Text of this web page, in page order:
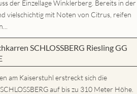
der Einzellage Winklerberg. Bereits in der
vielschichtig mit Noten von Citrus, reifen
SCHLOSSBERG Riesling GG
am Kaiserstuhl erstreckt sich die
auf bis zu 310 Meter Höhe.